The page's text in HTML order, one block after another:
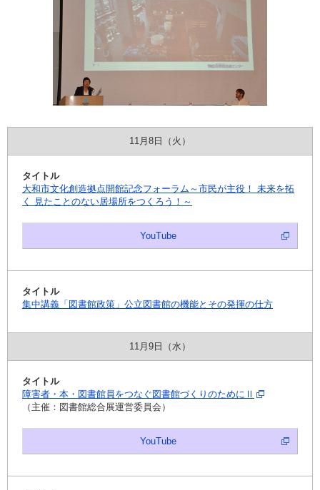
11月8日（火）
大和市文化創造拠点開館記念フォーラム～市民が主役！ 未来を拓
く 見たことのない居場所をつくろう！～
YouTube
集中講義「図書館政策」公立図書館の機能とその発揮の仕方
11月9日（水）
障害者・本・図書館員をつなぐ図書館づくりのためにⅡ
（主催：図書館総合展運営委員会）
YouTube